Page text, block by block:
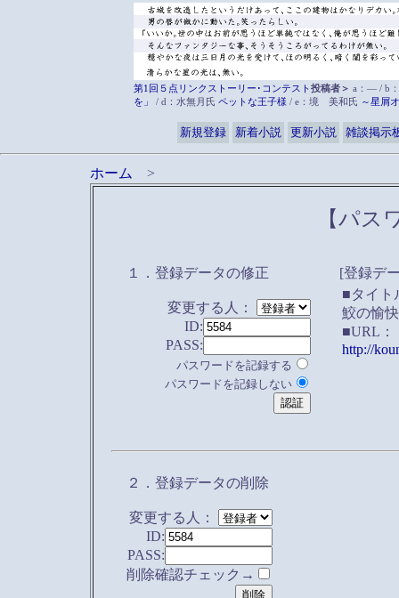
第1回５点リンクストーリー･コンテスト投稿者＞ a：― / b
を」
/ d：水無月氏 ペットな王子様 / e：境 美和氏 ～星屑
新規登録 新着小説 更新小説 雑談掲示
ホーム >
【パス
１．登録データの修正
変更する人：
ID:
PASS:
パスワードを記録する
パスワードを記録しない
[登録デ
■タイト
鮫の愉
■URL：
http://
２．登録データの削除
変更する人：
ID:
PASS:
削除確認チェック→